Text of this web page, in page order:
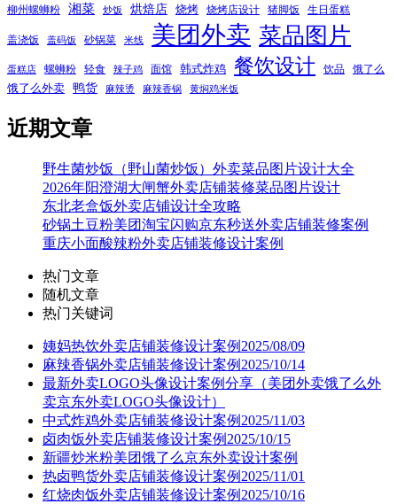
柳州螺蛳粉
湘菜 炒饭 烘焙店 烧烤 烧烤店设计 猪脚饭 生日蛋糕
盖浇饭 盖码饭 砂锅菜 米线 美团外卖 菜品图片
蛋糕店 螺蛳粉 轻食 辣子鸡 面馆 韩式炸鸡 餐饮设计 饮品 饿了么
饿了么外卖 鸭货 麻辣烫 麻辣香锅 黄焖鸡米饭
近期文章
野生菌炒饭（野山菌炒饭）外卖菜品图片设计大全
2026年阳澄湖大闸蟹外卖店铺装修菜品图片设计
东北老盒饭外卖店铺设计全攻略
砂锅土豆粉美团淘宝闪购京东秒送外卖店铺装修案例
重庆小面酸辣粉外卖店铺装修设计案例
热门文章
随机文章
热门关键词
姨妈热饮外卖店铺装修设计案例2025/08/09
麻辣香锅外卖店铺装修设计案例2025/10/14
最新外卖LOGO头像设计案例分享（美团外卖饿了么外
卖京东外卖LOGO头像设计）
中式炸鸡外卖店铺装修设计案例2025/11/03
卤肉饭外卖店铺装修设计案例2025/10/15
新疆炒米粉美团饿了么京东外卖设计案例
热卤鸭货外卖店铺装修设计案例2025/11/01
红烧肉饭外卖店铺装修设计案例2025/10/16